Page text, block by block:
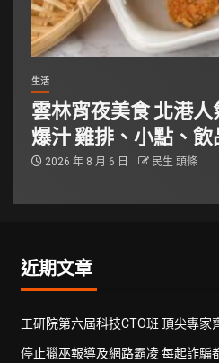
生活
雲林宵夜美食 北港
爆汁 雞排、小點、
2026 年 8 月 6 日 民生 頭條
近期文章
工研院第六屆科技CTO班 頂尖專家
停止獵巫報導及網路霸凌 每起詐騙